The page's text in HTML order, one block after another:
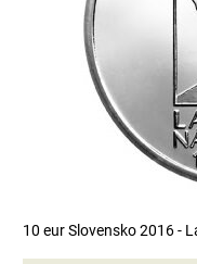
10 eur Slovensko 2016 -